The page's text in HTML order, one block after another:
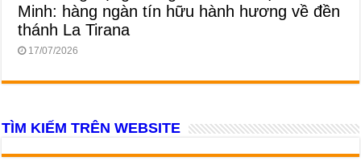
Minh: hàng ngàn tín hữu hành hương về đền
thánh La Tirana
17/07/2026
TÌM KIẾM TRÊN WEBSITE